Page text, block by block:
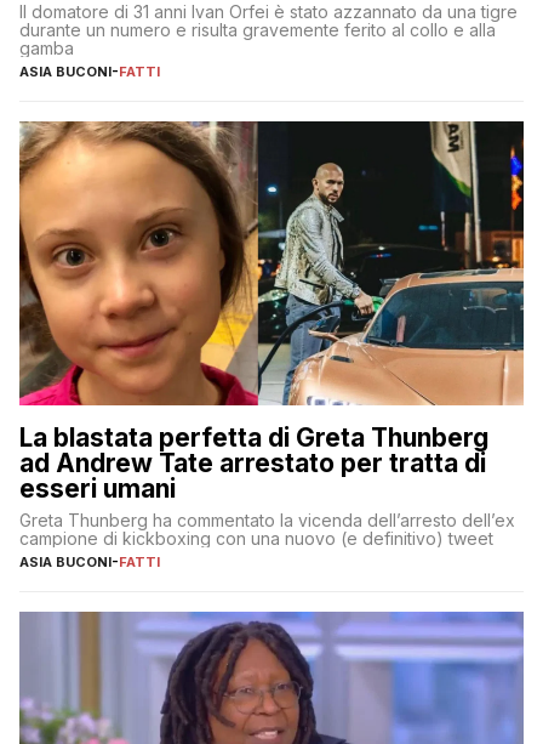
Il domatore di 31 anni Ivan Orfei è stato azzannato da una tigre
durante un numero e risulta gravemente ferito al collo e alla
gamba
ASIA BUCONI-FATTI
La blastata perfetta di Greta Thunberg
ad Andrew Tate arrestato per tratta di
esseri umani
Greta Thunberg ha commentato la vicenda dell’arresto dell’ex
campione di kickboxing con una nuovo (e definitivo) tweet
ASIA BUCONI-FATTI